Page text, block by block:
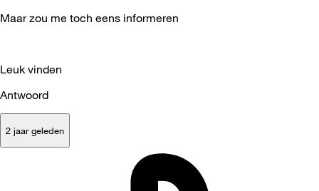
Maar zou me toch eens informeren
Leuk vinden
Antwoord
2 jaar geleden